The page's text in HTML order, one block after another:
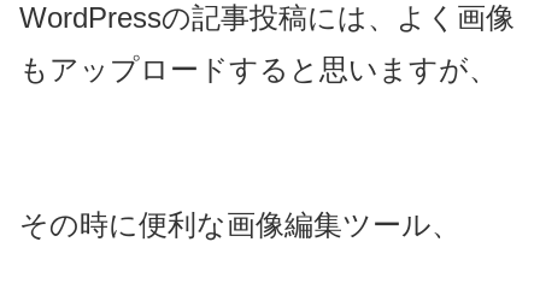
WordPressの記事投稿には、よく画像
もアップロードすると思いますが、
その時に便利な画像編集ツール、